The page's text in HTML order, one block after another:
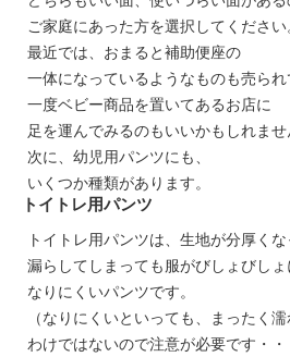
ご家庭にあった方を選択してください
最近では、おまると補助便座の
一体になっているようなものも売られ
一度ベビー商品を置いてあるお店に
足を運んでみるのもいいかもしれませ
次に、幼児用パンツにも、
いくつか種類があります。
トイトレ用パンツ
トイトレ用パンツは、生地が分厚く
漏らしてしまっても服がびしょびしょ
なりにくいパンツです。
（なりにくいといっても、まったく
わけではないので注意が必要です・・